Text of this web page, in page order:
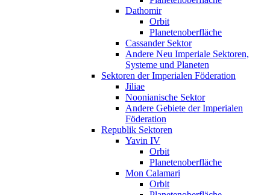
Dathomir
Orbit
Planetenoberfläche
Cassander Sektor
Andere Neu Imperiale Sektoren,
Systeme und Planeten
Sektoren der Imperialen Föderation
Jiliae
Noonianische Sektor
Andere Gebiete der Imperialen
Föderation
Republik Sektoren
Yavin IV
Orbit
Planetenoberfläche
Mon Calamari
Orbit